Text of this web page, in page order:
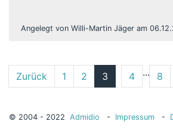
Angelegt von Willi-Martin Jäger am
Zurück 1 2 3 4 ... 8
© 2004 - 2022 Admidio - Impressum -